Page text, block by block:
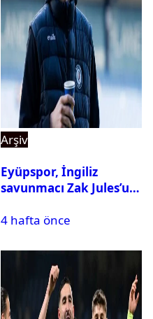
Arşiv
Eyüpspor, İngiliz
savunmacı Zak Jules’u
4 hafta önce